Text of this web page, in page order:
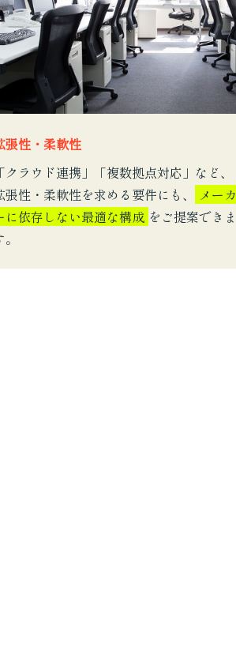
張性・柔軟性
クラウド連携」「複数拠点対応」など、
張性・柔軟性を求める要件にも、
メーカ
に依存しない最適な構成 をご提案できま